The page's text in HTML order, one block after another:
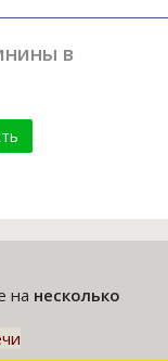
в
на несколько